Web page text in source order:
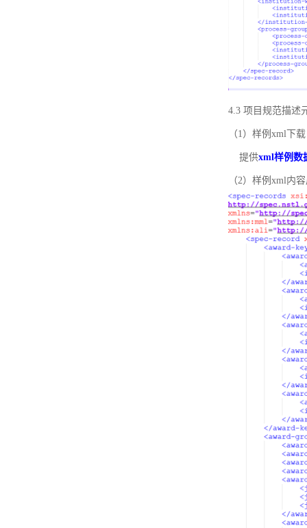
4.3 项目规范描述
（1）样例xml下载
提供xml样例数
（2）样例xml内